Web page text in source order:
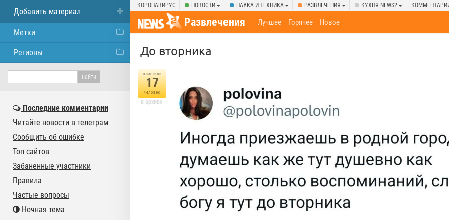
КОРОНАВИРУС НОВОСТИ НАУКА И ТЕХНИКА РАЗВЛЕЧЕНИЯ КУХНЯ NEWS2
Развлечения Лучшее Горячее Новое
До вторника
отметили
17
человек
в архиве
Добавить материал
Метки
Регионы
Последние комментарии
Читайте новости в телеграм
Сообщить об ошибке
Топ сайтов
Забаненные участники
Правила
Частые вопросы
Ночная тема